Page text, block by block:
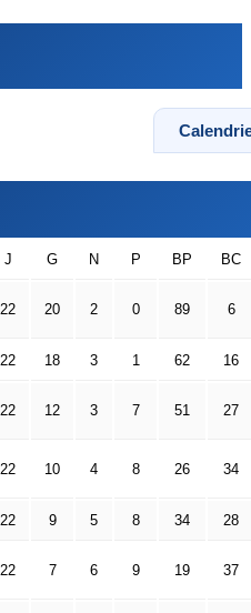
J G N P BP BC
22 20 2 0 89 6
22 18 3 1 62 16
22 12 3 7 51 27
22 10 4 8 26 34
22 9 5 8 34 28
22 7 6 9 19 37